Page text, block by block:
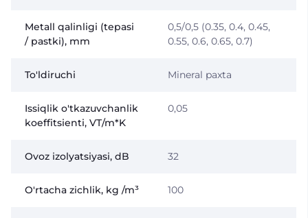
Metall qalinligi (tepasi
/ pastki), mm
0,5/0,5 (0.35, 0.4, 0.45,
0.55, 0.6, 0.65, 0.7)
To'ldiruchi Mineral paxta
Issiqlik o'tkazuvchanlik
koeffitsienti, VT/m*K
0,05
Ovoz izolyatsiyasi, dB 32
O'rtacha zichlik, kg /m³ 100